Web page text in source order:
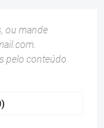
ou mande
.
pelo conteúdo